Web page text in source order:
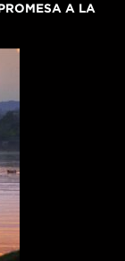
A LA